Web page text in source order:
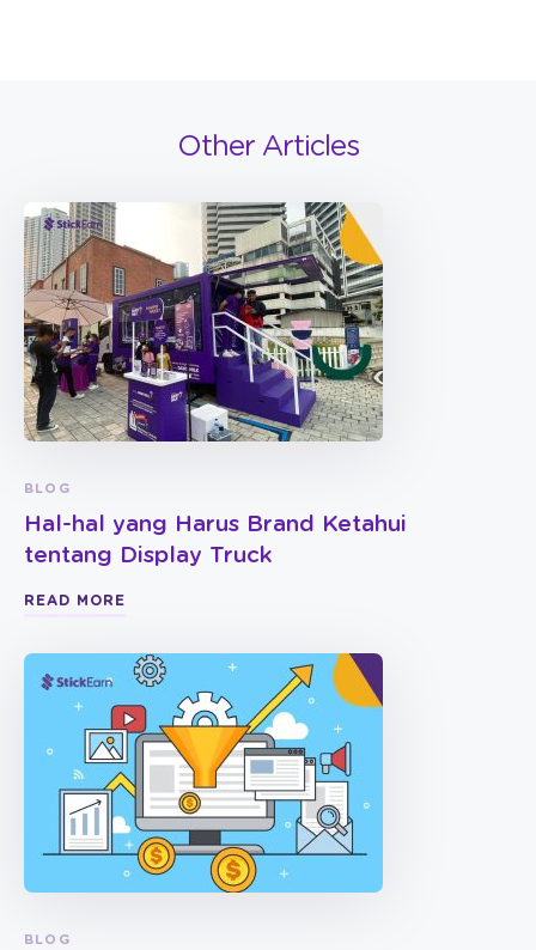
Other Articles
BLOG
Hal-hal yang Harus Brand Ketahui
tentang Display Truck
READ MORE
BLOG